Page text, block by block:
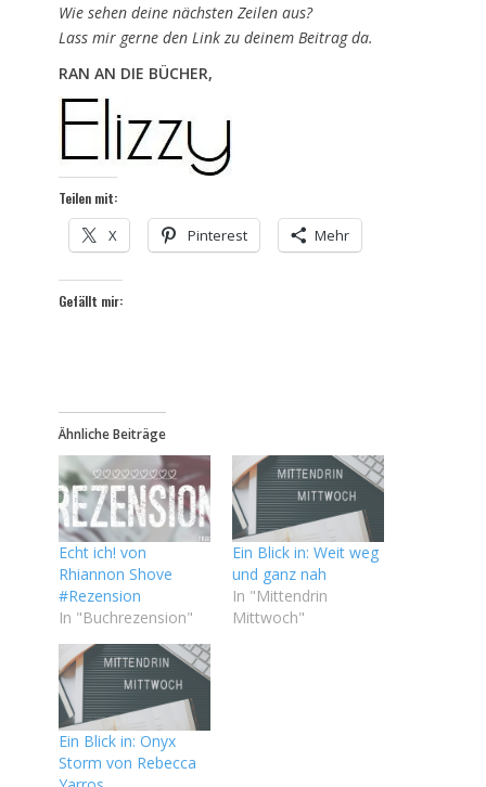
Wie sehen deine nächsten Zeilen aus?
Lass mir gerne den Link zu deinem Beitrag da.
RAN AN DIE BÜCHER,
Teilen mit:
X Pinterest Mehr
Gefällt mir:
Ähnliche Beiträge
Echt ich! von
Rhiannon Shove
#Rezension
In "Buchrezension"
Ein Blick in: Weit weg
und ganz nah
In "Mittendrin
Mittwoch"
Ein Blick in: Onyx
Storm von Rebecca